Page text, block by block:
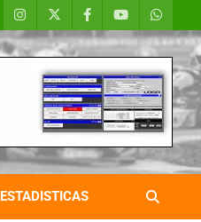
ESTADISTICAS